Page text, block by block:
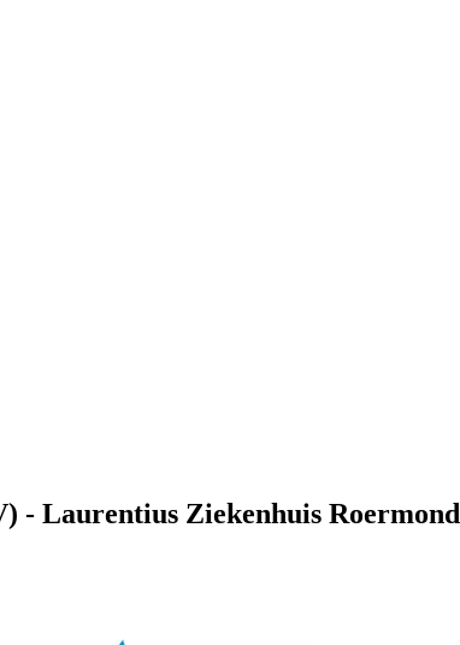
- Laurentius Ziekenhuis Roermond